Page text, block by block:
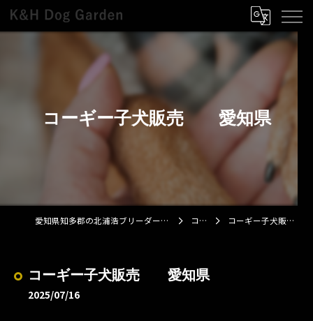
コーギー子犬販売 愛知県
愛知県知多郡の北浦浩ブリーダーならK&H Dog Garden コラム コーギー子犬販売 愛知県
コーギー子犬販売 愛知県
2025/07/16